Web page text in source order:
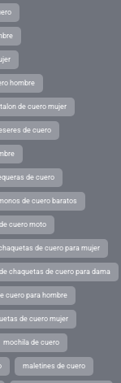
hombre
de cuero mujer
de cuero
de cuero
de cuero baratos
cuero moto
de cuero para mujer
chaquetas de cuero para dama
cuero para hombre
de cuero mujer
mochila de cuero
maletines de cuero